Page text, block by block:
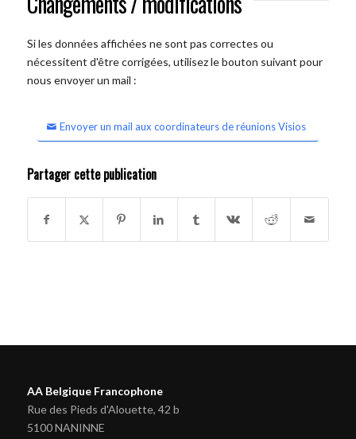
Si les données affichées ne sont pas correctes ou
nécessitent d'être corrigées, utilisez le bouton suivant pour
nous envoyer un mail :
Envoyer un mail aux coordinateurs de réunions Visios
Partager cette publication
AA Belgique Francophone
Rue des Pieds d'Alouette, 42 b
5100 NANINNE